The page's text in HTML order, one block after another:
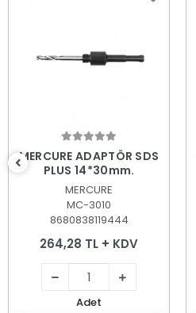
Sepete Ekle
MERCURE ADAPTÖR SDS
PLUS 14*30mm.
MERCURE
MC-3010
8680838119444
264,28 TL + KDV
Adet